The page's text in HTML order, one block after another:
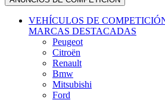
VEHÍCULOS DE COMPETICIÓN
MARCAS DESTACADAS
Peugeot
Citroën
Renault
Bmw
Mitsubishi
Ford
Porsche